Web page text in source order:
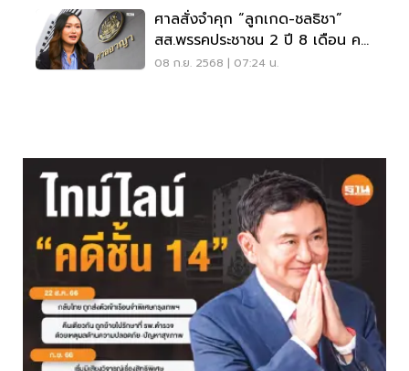
ศาลสั่งจำคุก “ลูกเกด-ชลธิชา”
สส.พรรคประชาชน 2 ปี 8 เดือน คดี
ม.112
08 ก.ย. 2568 | 07:24 น.